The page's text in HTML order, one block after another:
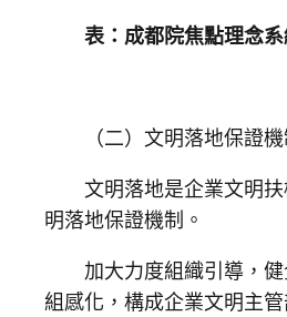
表：成都院焦點理念
（二）文明落地保證
文明落地是企業文明
明落地保證機制。
加大力度組織引導，
組感化，構成企業文明主